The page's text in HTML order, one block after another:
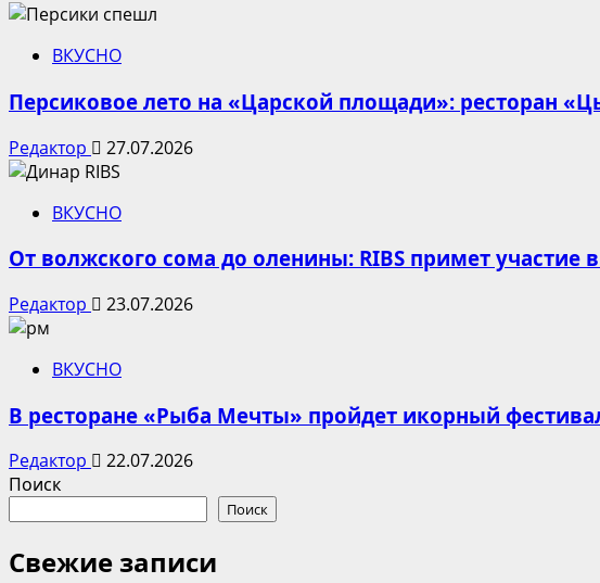
ВКУСНО
Персиковое лето на «Царской площади»: ресторан
Редактор 27.07.2026
ВКУСНО
От волжского сома до оленины: RIBS примет участие
Редактор 23.07.2026
ВКУСНО
В ресторане «Рыба Мечты» пройдет икорный
Редактор
22.07.2026
Поиск
Поиск
Свежие записи